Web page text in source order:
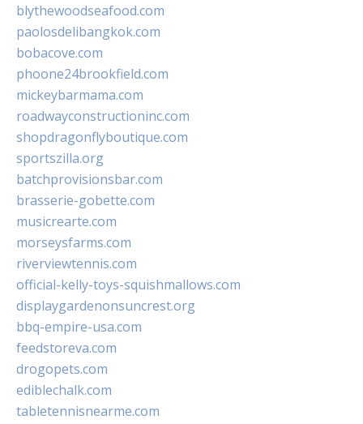
blythewoodseafood.com
paolosdelibangkok.com
bobacove.com
phoone24brookfield.com
mickeybarmama.com
roadwayconstructioninc.com
shopdragonflyboutique.com
sportszilla.org
batchprovisionsbar.com
brasserie-gobette.com
musicrearte.com
morseysfarms.com
riverviewtennis.com
official-kelly-toys-squishmallows.com
displaygardenonsuncrest.org
bbq-empire-usa.com
feedstoreva.com
drogopets.com
ediblechalk.com
tabletennisnearme.com